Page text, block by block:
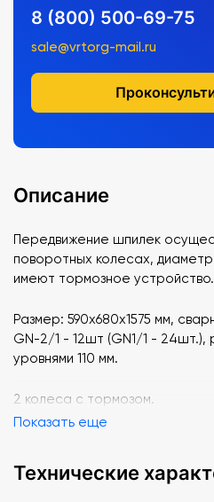
8 (800) 500-69-75
sale@vrtorg-mail.ru
Описание
Передвижение шпилек
поворотных колесах,
имеют тормозное устройство.
Размер: 590х680х1575 мм,
GN-2/1 - 12шт (GN1/1 - 24шт.),
уровнями 110 мм.
2 колеса с тормозом.
Показать еще
Технические